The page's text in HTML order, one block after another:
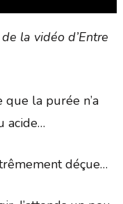
la vidéo d’Entre
que la purée n’a
acide…
déçue…